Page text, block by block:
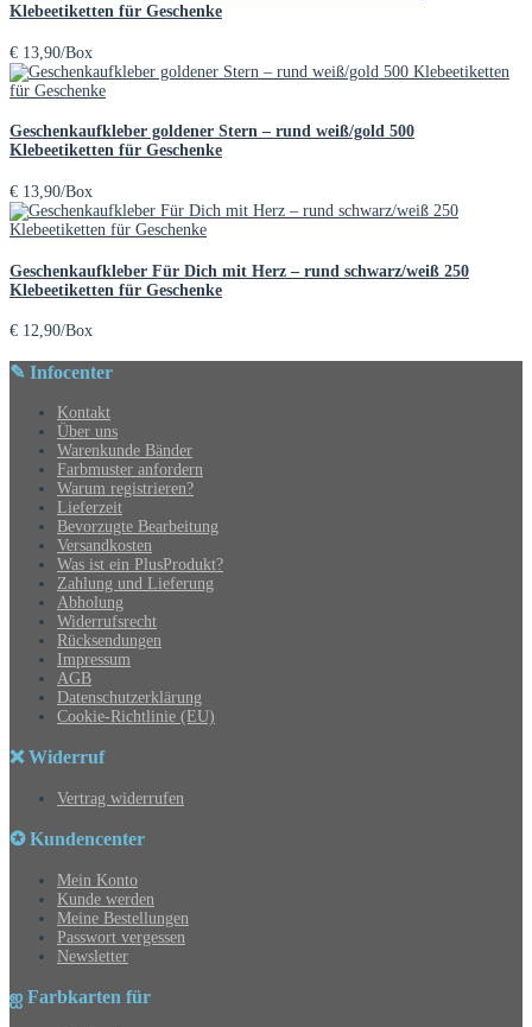
Klebeetiketten für Geschenke
€ 13,90/Box
Geschenkaufkleber goldener Stern – rund weiß/gold 500
Klebeetiketten für Geschenke
€ 13,90/Box
Geschenkaufkleber Für Dich mit Herz – rund schwarz/weiß 250
Klebeetiketten für Geschenke
€ 12,90/Box
✎ Infocenter
Kontakt
Über uns
Warenkunde Bänder
Farbmuster anfordern
Warum registrieren?
Lieferzeit
Bevorzugte Bearbeitung
Versandkosten
Was ist ein PlusProdukt?
Zahlung und Lieferung
Abholung
Widerrufsrecht
Rücksendungen
Impressum
AGB
Datenschutzerklärung
Cookie-Richtlinie (EU)
❌ Widerruf
Vertrag widerrufen
✪ Kundencenter
Mein Konto
Kunde werden
Meine Bestellungen
Passwort vergessen
Newsletter
ஐ Farbkarten für